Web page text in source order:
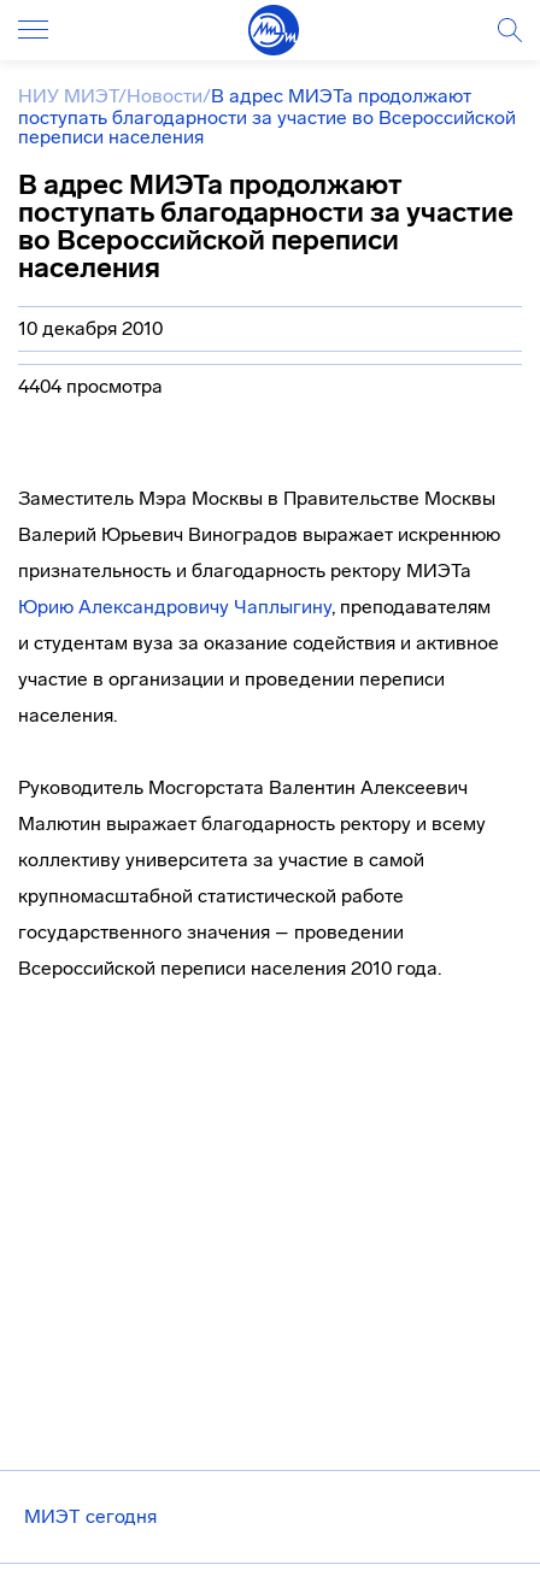
НИУ МИЭТ/Новости/В адрес МИЭТа продолжают
поступать благодарности за участие во Всероссийской
переписи населения
В адрес МИЭТа продолжают
поступать благодарности за участие
во Всероссийской переписи
населения
10 декабря 2010
4404 просмотра
Заместитель Мэра Москвы в Правительстве Москвы
Валерий Юрьевич Виноградов выражает искреннюю
признательность и благодарность ректору МИЭТа
Юрию Александровичу Чаплыгину, преподавателям
и студентам вуза за оказание содействия и активное
участие в организации и проведении переписи
населения.
Руководитель Мосгорстата Валентин Алексеевич
Малютин выражает благодарность ректору и всему
коллективу университета за участие в самой
крупномасштабной статистической работе
государственного значения – проведении
Всероссийской переписи населения 2010 года.
МИЭТ сегодня